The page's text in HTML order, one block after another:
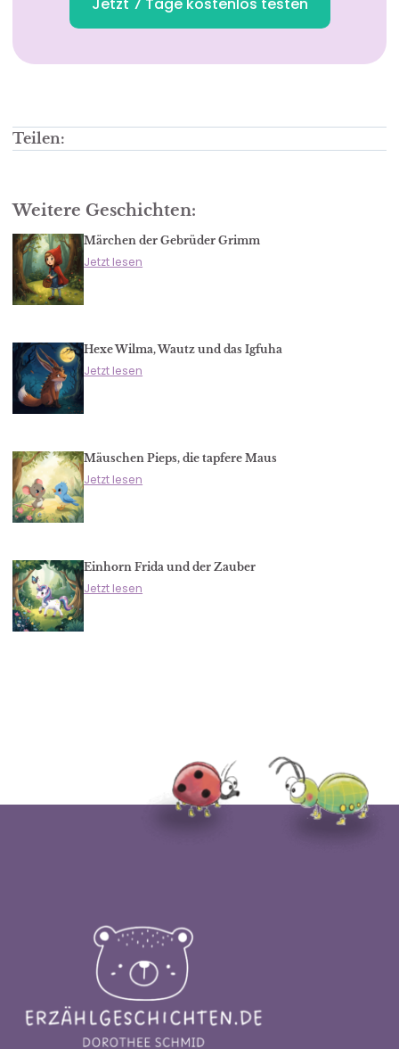
Teilen:
Weitere Geschichten:
Märchen der Gebrüder Grimm
Jetzt lesen
Hexe Wilma, Wautz und das Igfuha
Jetzt lesen
Mäuschen Pieps, die tapfere Maus
Jetzt lesen
Einhorn Frida und der Zauber
Jetzt lesen